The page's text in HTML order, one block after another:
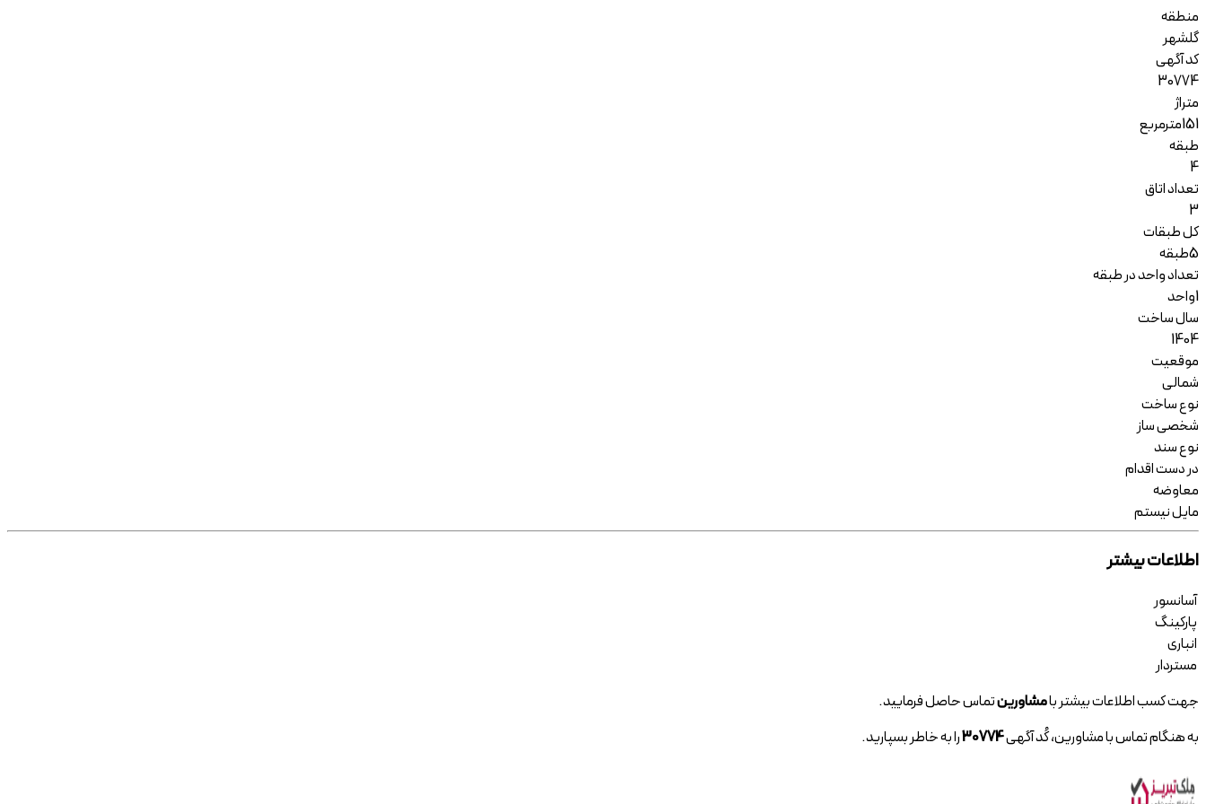
منطقه
گلشهر
کد آگهی
30774
متراژ
151مترمربع
طبقه
4
تعداد اتاق
3
کل طبقات
5طبقه
تعداد واحد در طبقه
1واحد
سال ساخت
1404
موقعیت
شمالی
نوع ساخت
شخصی ساز
نوع سند
در دست اقدام
معاوضه
مایل نیستم
اطلاعات بیشتر
آسانسور
پارکینگ
انباری
مستردار
جهت کسب اطلاعات بیشتر بامشاورینتماس حاصل فرمایید.
به هنگام تماس با مشاورین، کُد آگهی30774را به خاطر بسپارید.